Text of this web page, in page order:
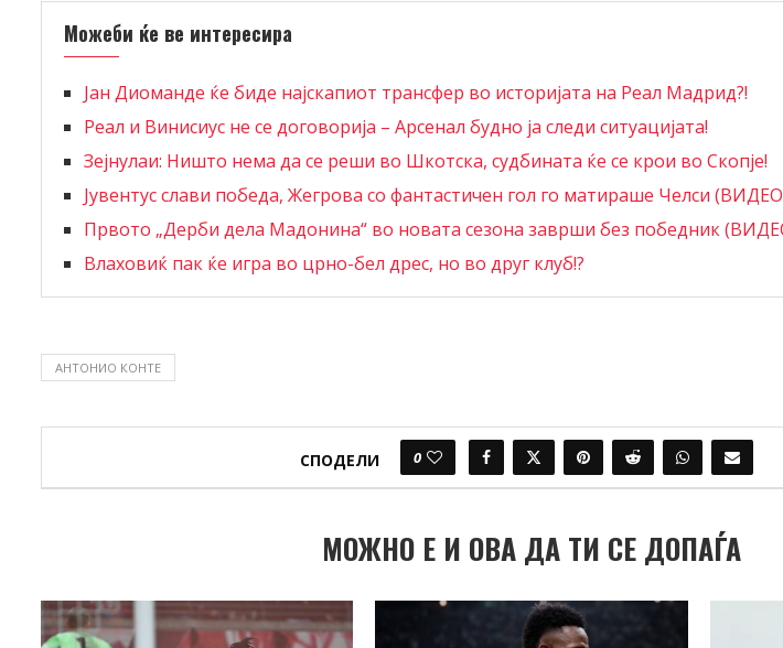
Можеби ќе ве интересира
Јан Диоманде ќе биде најскапиот трансфер во историјата на Реал Мадрид?!
Реал и Винисиус не се договорија – Арсенал будно ја следи ситуацијата!
Зејнулаи: Ништо нема да се реши во Шкотска, судбината ќе се крои во Скопје!
Јувентус слави победа, Жегрова со фантастичен гол го матираше Челси
Првото „Дерби дела Мадонина“ во новата сезона заврши без победник
Влаховиќ пак ќе игра во црно-бел дрес, но во друг клуб!?
АНТОНИО КОНТЕ
СПОДЕЛИ 0
МОЖНО Е И ОВА ДА ТИ СЕ ДОПАЃА